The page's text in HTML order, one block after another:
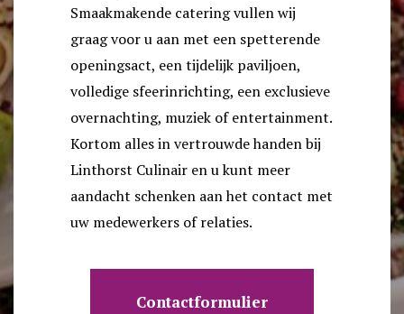
Smaakmakende catering vullen wij
graag voor u aan met een spetterende
openingsact, een tijdelijk paviljoen,
volledige sfeerinrichting, een exclusieve
overnachting, muziek of entertainment.
Kortom alles in vertrouwde handen bij
Linthorst Culinair en u kunt meer
aandacht schenken aan het contact met
uw medewerkers of relaties.
Contactformulier